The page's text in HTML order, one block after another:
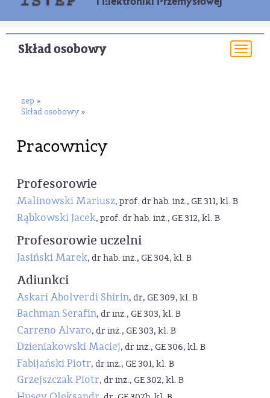
Skład osobowy
zep »
Skład osobowy »
Pracownicy
Profesorowie
Malinowski Mariusz, prof. dr hab. inż., GE 311, kl. B
Rąbkowski Jacek, prof. dr hab. inż., GE 312, kl. B
Profesorowie uczelni
Jasiński Marek, dr hab. inż., GE 304, kl. B
Adiunkci
Askari Abolverdi Shirin, dr, GE 309, kl. B
Bachman Serafin, dr inż., GE 303, kl. B
Carreno Alvaro, dr inż., GE 303, kl. B
Dzieniakowski Maciej, dr inż., GE 306, kl. B
Fabijański Piotr, dr inż., GE 301, kl. B
Grzejszczak Piotr, dr inż., GE 302, kl. B